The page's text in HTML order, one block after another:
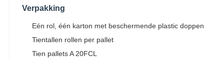
Verpakking
Eén rol, één karton met beschermende plastic doppen
Tientallen rollen per pallet
Tien pallets A 20FCL